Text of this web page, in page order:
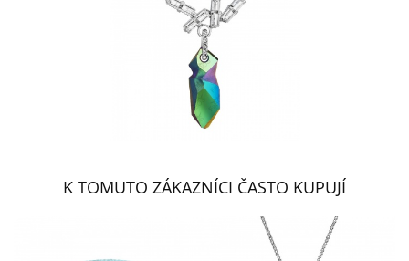
K TOMUTO ZÁKAZNÍCI ČASTO KUPUJÍ